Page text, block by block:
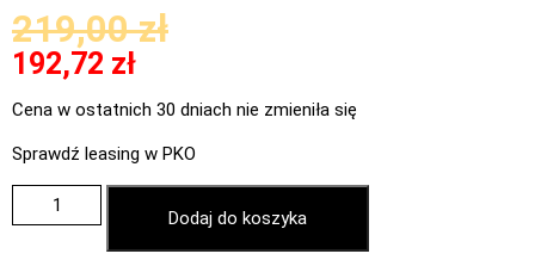
219,00zł
192,72 zł
Cena w ostatnich 30 dniach nie zmieniła się
Sprawdź leasing w PKO
Dodaj do koszyka